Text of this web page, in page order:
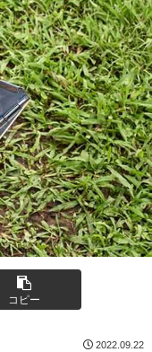
コピー
2022.09.22